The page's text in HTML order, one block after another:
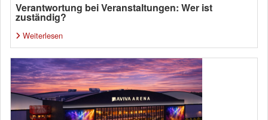
Verantwortung bei Veranstaltungen: Wer ist
zuständig?
Weiterlesen